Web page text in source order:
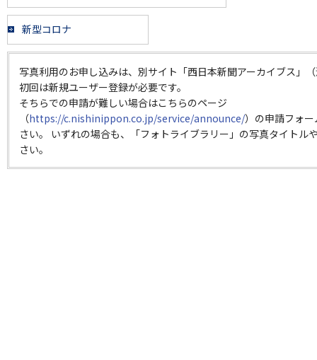
新型コロナ
写真利用のお申し込みは、別サイト「西日本新聞アーカイブス」
初回は新規ユーザー登録が必要です。
そちらでの申請が難しい場合はこちらのページ
（https://c.nishinippon.co.jp/service/announce/）の申請フォ
さい。 いずれの場合も、「フォトライブラリー」の写真タイトル
さい。